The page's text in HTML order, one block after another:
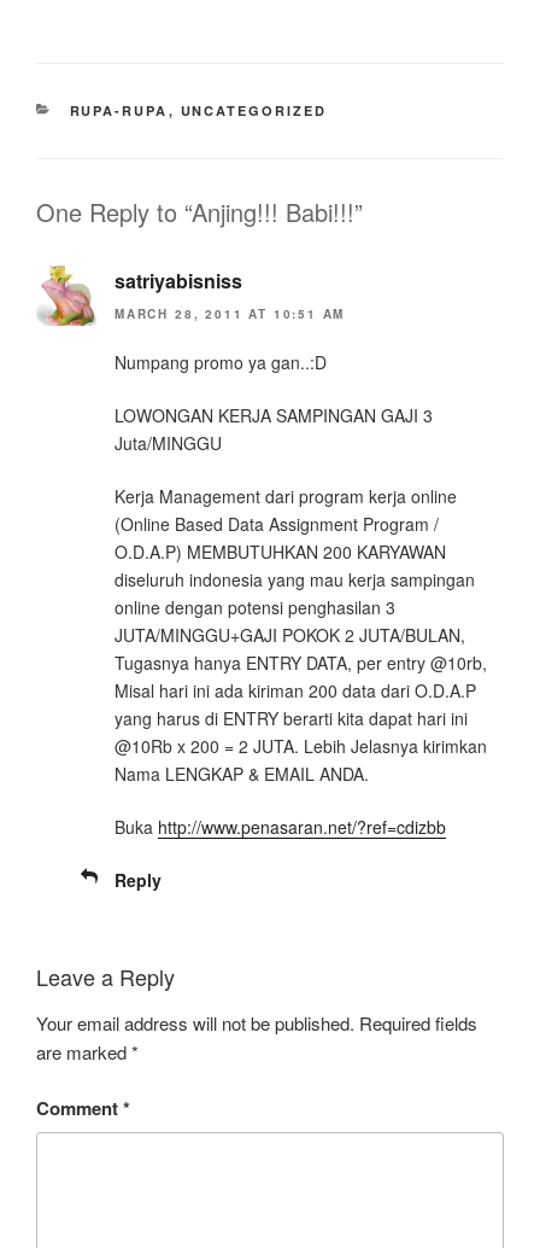
CATEGORIES
RUPA-RUPA , UNCATEGORIZED
One Reply to “Anjing!!! Babi!!!”
satriyabisniss
MARCH 28, 2011 AT 10:51 AM
Numpang promo ya gan..:D
LOWONGAN KERJA SAMPINGAN GAJI 3
Juta/MINGGU
Kerja Management dari program kerja online
(Online Based Data Assignment Program /
O.D.A.P) MEMBUTUHKAN 200 KARYAWAN
diseluruh indonesia yang mau kerja sampingan
online dengan potensi penghasilan 3
JUTA/MINGGU+GAJI POKOK 2 JUTA/BULAN,
Tugasnya hanya ENTRY DATA, per entry @10rb,
Misal hari ini ada kiriman 200 data dari O.D.A.P
yang harus di ENTRY berarti kita dapat hari ini
@10Rb x 200 = 2 JUTA. Lebih Jelasnya kirimkan
Nama LENGKAP & EMAIL ANDA.
Buka http://www.penasaran.net/?ref=cdizbb
Reply
Leave a Reply
Your email address will not be published. Required fields
are marked*
Comment*